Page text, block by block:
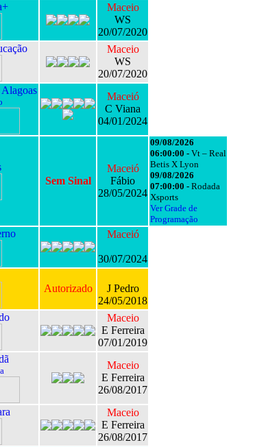
Maceio
WS
20/07/2020
Maceio
WS
20/07/2020
Maceió
C Viana
04/01/2024
Sem Sinal
Maceió
Fábio
28/05/2024
09/08/2026
06:00:00 - Vt – Real
Betis X Lyon
09/08/2026
07:00:00 - Rodada
Xsports
Ver Grade de
Programação
Maceió
30/07/2024
Autorizado
J Pedro
24/05/2018
Maceio
E Ferreira
07/01/2019
Maceio
E Ferreira
26/08/2017
Maceio
E Ferreira
26/08/2017